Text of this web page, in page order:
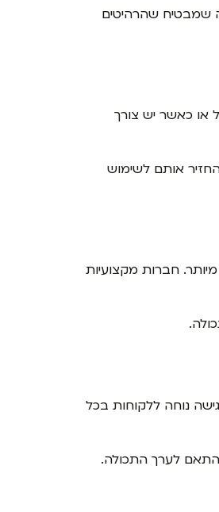
שמבטיח שהרהיטים
או כאשר יש צורך
אותם לשימוש
חברות מקצועיות
נוחה ללקוחות בכל
לערך התכולה.